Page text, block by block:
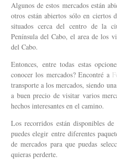
Algunos de estos mercados están
otros están abiertos sólo en ciertos
situados cerca del centro de la
Península del Cabo, el area de los
del Cabo.
Entonces, entre todas estas
conocer los mercados? Encontré a
transporte a los mercados, siendo
a buen precio de visitar varios
hechos interesantes en el camino.
Los recorridos están disponibles
puedes elegir entre diferentes
de mercados para que puedas
quieras perderte.